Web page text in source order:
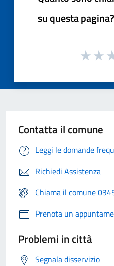
su questa pagina?
Contatta il comune
Leggi le domande
Richiedi Assistenza
Chiama il comune
Prenota un
Problemi in città
Segnala disservizio